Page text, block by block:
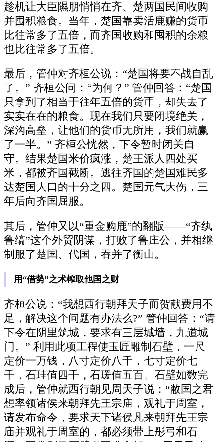
趁机让大臣隰朋悄悄在齐、楚两国民间收购
并囤积粮食。当年，楚国靠卖活鹿赚的货币
比往常多了五倍，而齐国收购和囤积的余粮
也比往常多了五倍。
最后，管仲对齐桓公说：“楚国将要不战自乱
了。” 齐桓公问：“为何？” 管仲回答：“楚国
只拿到了相当于往年五倍的货币，却失去了
实实在在的粮食。现在我们只要闭境绝关，
深沟高垒，让他们的货币无所用，我们就赢
了一半。” 齐桓公恍然，下令暂时闭关自
守。结果楚国米价疯涨，楚王派人四处买
米，都被齐国截断。逃往齐国的楚国难民多
达楚国人口的十分之四。楚国元气大伤，三
年后向齐国屈服。
其后，管仲又以“重金购鹿”的翻版——“齐纨
鲁缟”这个外贸阴谋，打败了鲁庄公，并相继
制服了楚国、代国，吞并了衡山。
用“借势”之术榨取他国之财
齐桓公说：“我想西行朝拜天子而贺献费用不
足，解决这个问题有办法么?” 管仲回答：“请
下令在阴里筑城，要求有三层城墙，九道城
门。” 利用此项工程使玉匠雕制石壁，一尺
定价一万钱，八寸定价八千，七寸定价七
千，石珪值四千，石瑗值五百。石壁如数完
成后，管仲就西行朝见周天子说：“敝国之君
想率领诸侯来朝拜先王宗庙，观礼于周室，
请发布命令，要求天下诸侯凡来朝拜先王宗
庙并观礼于周室的，都必须带上彤弓和石